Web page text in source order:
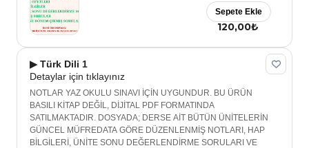
120,00₺
Sepete Ekle
▶ Türk Dili 1
Detaylar için tıklayınız
NOTLAR YAZ OKULU SINAVI İÇİN UYGUNDUR. BU ÜRÜN
BASILI KİTAP DEĞİL, DİJİTAL PDF FORMATINDA
SATILMAKTADIR. DOSYADA; DERSE AİT BÜTÜN ÜNİTELERİN
GÜNCEL MÜFREDATA GÖRE DÜZENLENMİŞ NOTLARI, HAP
BİLGİLERİ, ÜNİTE SONU DEĞERLENDİRME SORULARI VE